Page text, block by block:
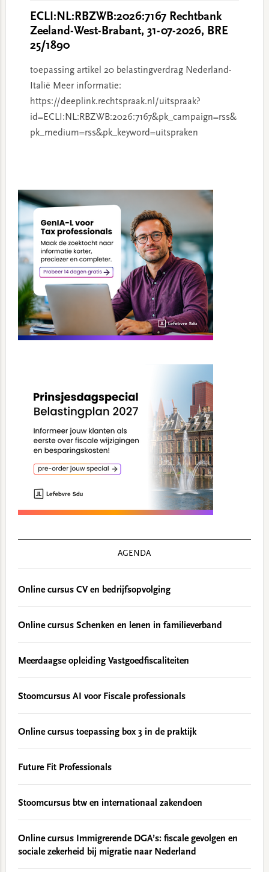
ECLI:NL:RBZWB:2026:7167 Rechtbank
Zeeland-West-Brabant, 31-07-2026, BRE
25/1890
toepassing artikel 20 belastingverdrag Nederland-
Italië Meer informatie:
https://deeplink.rechtspraak.nl/uitspraak?
id=ECLI:NL:RBZWB:2026:7167&pk_campaign=rss&
pk_medium=rss&pk_keyword=uitspraken
Sidebar
AGENDA
Online cursus CV en bedrijfsopvolging
Online cursus Schenken en lenen in familieverband
Meerdaagse opleiding Vastgoedfiscaliteiten
Stoomcursus AI voor Fiscale professionals
Online cursus toepassing box 3 in de praktijk
Future Fit Professionals
Stoomcursus btw en internationaal zakendoen
Online cursus Immigrerende DGA’s: fiscale gevolgen en
sociale zekerheid bij migratie naar Nederland